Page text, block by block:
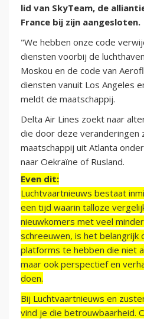
lid van SkyTeam, de
France bij zijn aangesloten.
"We hebben onze code
diensten voorbij de
Moskou en de code van
diensten vanuit Los Angeles
meldt de maatschappij.
Delta Air Lines zoekt naar
die door deze veranderingen
maatschappij uit Atlanta
naar Oekraïne of Rusland.
Even dit:
Luchtvaartnieuws bestaat
een tijd waarin talloze
nieuwkomers met veel
schreeuwen, is het belangrijk
platforms te hebben die niet
maar ook perspectief en
doen.
Bij Luchtvaartnieuws en
vind je die betrouwbaarheid.